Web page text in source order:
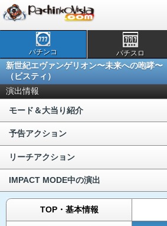
パチンコ パチスロ
新世紀エヴァンゲリオン〜未来への咆哮〜
（ビスティ）
演出情報
モード＆大当り紹介
予告アクション
リーチアクション
IMPACT MODE中の演出
TOP・基本情報